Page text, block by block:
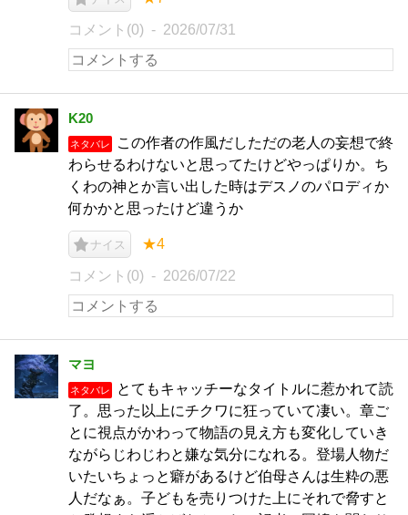
コメント(0) 2026/07/31
K20
ネタバレ
この作者の作風だしただの老人の妄想で終
わらせるわけないと思ってたけどやっぱりか。ち
くわの神とか言い出した時はデスノのパロディか
何かかと思ったけど違うか
ナイス ★4
コメント(0) 2026/07/22
マヨ
ネタバレ
とてもキャッチーなタイトルに惹かれて読
了。思った以上にチクワに狂っていて凄い。章ご
とに視点がかわって物語の見え方も変化していき
ながらじわじわと嫌な気分になれる。登場人物だ
いたいちょっと癖があるけど伯母さんは生粋の悪
人だなぁ。子どもを売りつけた上にそれで脅すと